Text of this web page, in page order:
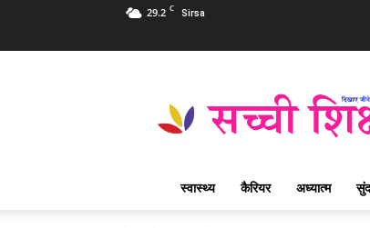
29.2 C Sirsa
Shiksha
शिक्षा
स्वास्थ्य कैरियर अध्यात्म